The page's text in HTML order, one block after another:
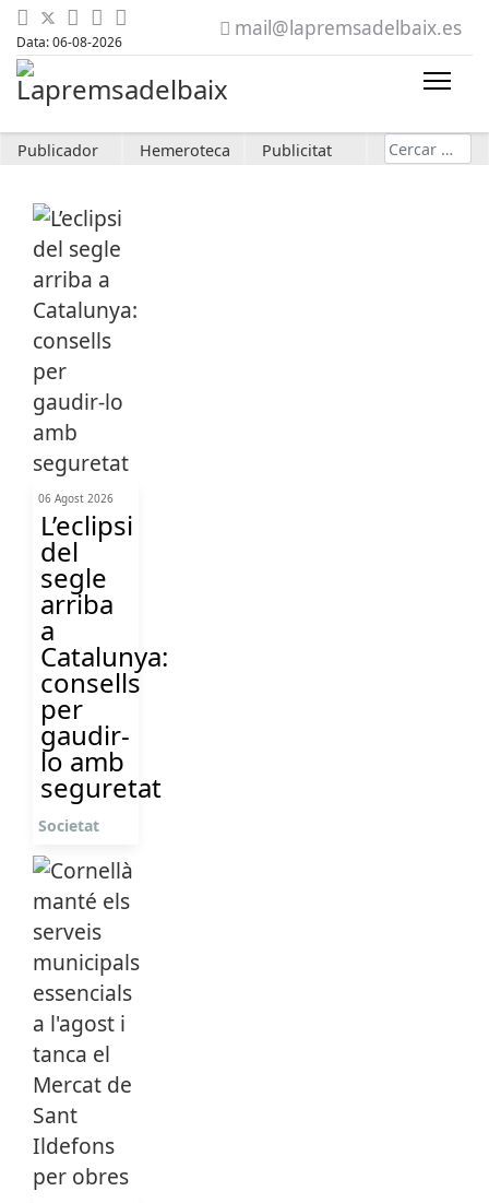
Data: 06-08-2026
mail@lapremsadelbaix.es
Publicador Hemeroteca Publicitat Cerca
06 Agost 2026
L’eclipsi
del
segle
arriba
a
Catalunya:
consells
per
gaudir-
lo amb
seguretat
Societat